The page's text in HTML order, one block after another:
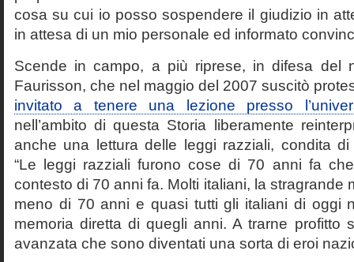
cosa su cui io posso sospendere il giudizio in
in attesa di un mio personale ed informato
Scende in campo, a più riprese, in difesa del
Faurisson, che nel maggio del 2007 suscitò
invitato a tenere una lezione presso
nell’ambito di questa Storia liberamente
anche una lettura delle leggi razziali, condita di
“Le leggi razziali furono cose di 70 anni fa
contesto di 70 anni fa. Molti italiani, la stragrande
meno di 70 anni e quasi tutti gli italiani di oggi
memoria diretta di quegli anni. A trarne profitto
avanzata che sono diventati una sorta di eroi